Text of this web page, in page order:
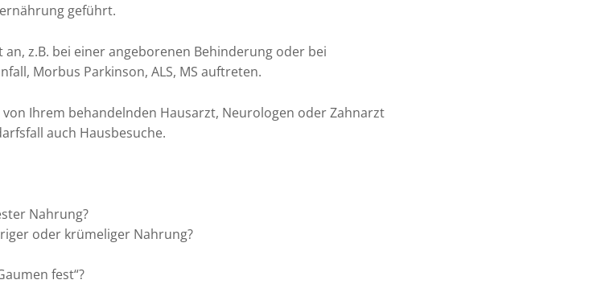
geführt.
z.B. bei einer angeborenen Behinderung oder bei
Morbus Parkinson, ALS, MS auftreten.
Ihrem behandelnden Hausarzt, Neurologen oder Zahnarzt
auch Hausbesuche.
Nahrung?
oder krümeliger Nahrung?
fest“?